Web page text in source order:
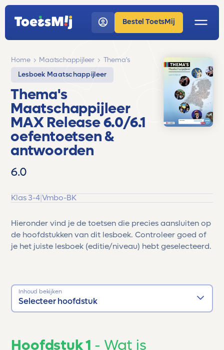
Bestel ToetsMij
Home Maatschappijleer
Thema's
Lesboek Maatschappijleer
Thema's
Maatschappijleer
MAX Release 6.0/6.1
oefentoetsen &
antwoorden
6.0
Klas 3-4|Vmbo-BK
Hieronder vind je de toetsen die precies aansluiten op
de hoofdstukken van dit lesboek. Controleer goed of
je het juiste lesboek (editie/niveau) hebt geselecteerd.
Inhoud bekijken
Selecteer hoofdstuk
Hoofdstuk 1
Wat is